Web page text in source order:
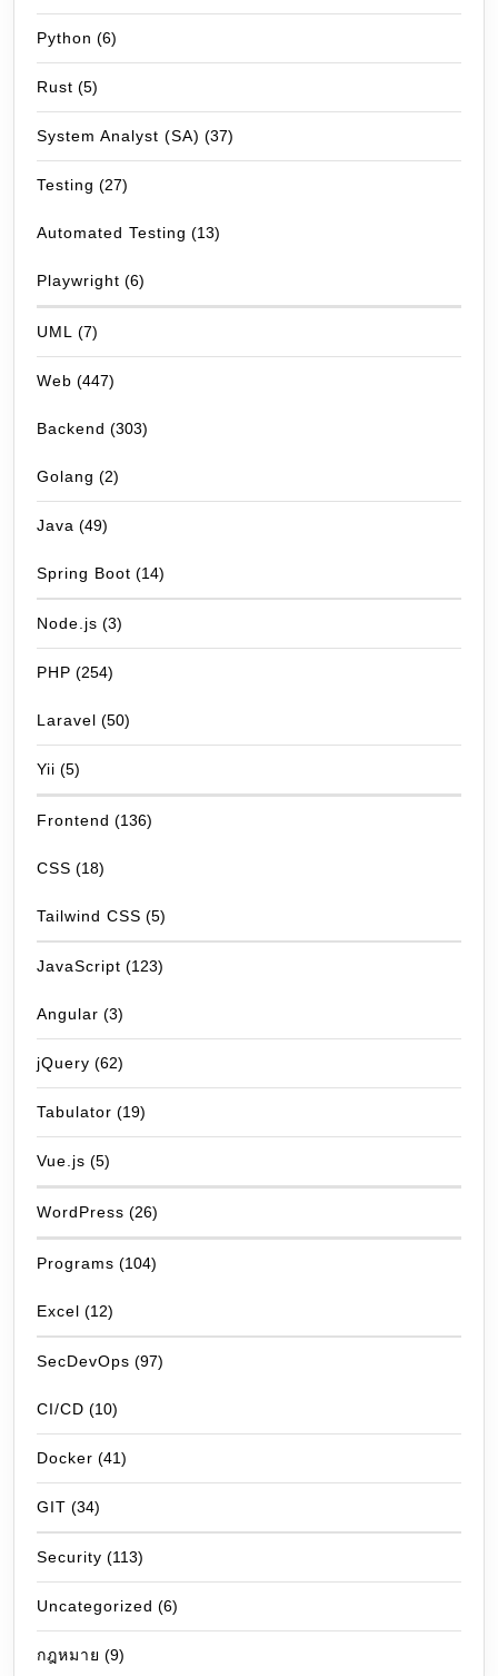
Python (6)
Rust (5)
System Analyst (SA) (37)
Testing (27)
Automated Testing (13)
Playwright (6)
UML (7)
Web (447)
Backend (303)
Golang (2)
Java (49)
Spring Boot (14)
Node.js (3)
PHP (254)
Laravel (50)
Yii (5)
Frontend (136)
CSS (18)
Tailwind CSS (5)
JavaScript (123)
Angular (3)
jQuery (62)
Tabulator (19)
Vue.js (5)
WordPress (26)
Programs (104)
Excel (12)
SecDevOps (97)
CI/CD (10)
Docker (41)
GIT (34)
Security (113)
Uncategorized (6)
กฎหมาย (9)